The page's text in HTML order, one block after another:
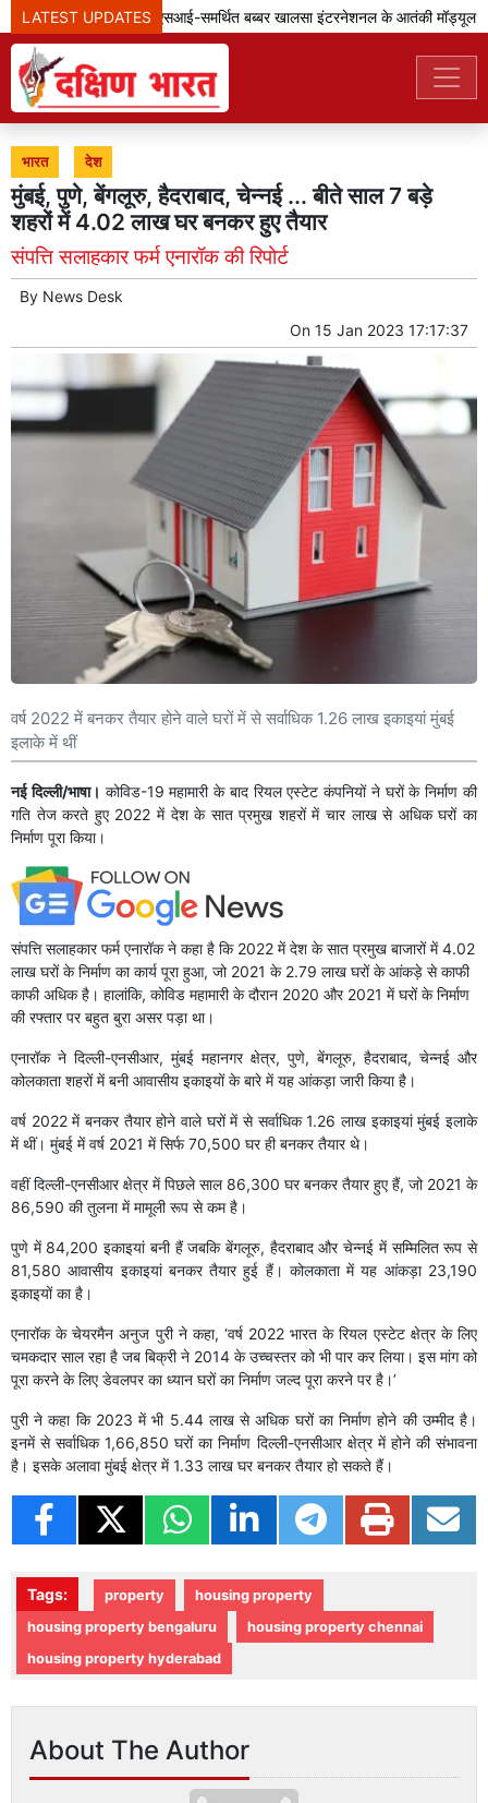
LATEST UPDATES
पंजाब पुलिस ने आईएसआई-समर्थित बब्बर खालसा इंटरनेशनल के आतंकी मॉड्यूल का
भारत देश
मुंबई, पुणे, बेंगलूरु, हैदराबाद, चेन्नई ... बीते साल 7 बड़े
शहरों में 4.02 लाख घर बनकर हुए तैयार
संपत्ति सलाहकार फर्म एनारॉक की रिपोर्ट
By News Desk
On 15 Jan 2023 17:17:37
वर्ष 2022 में बनकर तैयार होने वाले घरों में से सर्वाधिक 1.26 लाख इकाइयां मुंबई
इलाके में थीं
नई दिल्ली/भाषा। कोविड-19 महामारी के बाद रियल एस्टेट कंपनियों ने घरों के निर्माण की
गति तेज करते हुए 2022 में देश के सात प्रमुख शहरों में चार लाख से अधिक घरों का
निर्माण पूरा किया।
संपत्ति सलाहकार फर्म एनारॉक ने कहा है कि 2022 में देश के सात प्रमुख बाजारों में 4.02
लाख घरों के निर्माण का कार्य पूरा हुआ, जो 2021 के 2.79 लाख घरों के आंकड़े से काफी
काफी अधिक है। हालांकि, कोविड महामारी के दौरान 2020 और 2021 में घरों के निर्माण
की रफ्तार पर बहुत बुरा असर पड़ा था।
एनारॉक ने दिल्ली-एनसीआर, मुंबई महानगर क्षेत्र, पुणे, बेंगलूरु, हैदराबाद, चेन्नई और
कोलकाता शहरों में बनी आवासीय इकाइयों के बारे में यह आंकड़ा जारी किया है।
वर्ष 2022 में बनकर तैयार होने वाले घरों में से सर्वाधिक 1.26 लाख इकाइयां मुंबई इलाके
में थीं। मुंबई में वर्ष 2021 में सिर्फ 70,500 घर ही बनकर तैयार थे।
वहीं दिल्ली-एनसीआर क्षेत्र में पिछले साल 86,300 घर बनकर तैयार हुए हैं, जो 2021 के
86,590 की तुलना में मामूली रूप से कम है।
पुणे में 84,200 इकाइयां बनी हैं जबकि बेंगलूरु, हैदराबाद और चेन्नई में सम्मिलित रूप से
81,580 आवासीय इकाइयां बनकर तैयार हुई हैं। कोलकाता में यह आंकड़ा 23,190
इकाइयों का है।
एनारॉक के चेयरमैन अनुज पुरी ने कहा, ‘वर्ष 2022 भारत के रियल एस्टेट क्षेत्र के लिए
चमकदार साल रहा है जब बिक्री ने 2014 के उच्चस्तर को भी पार कर लिया। इस मांग को
पूरा करने के लिए डेवलपर का ध्यान घरों का निर्माण जल्द पूरा करने पर है।’
पुरी ने कहा कि 2023 में भी 5.44 लाख से अधिक घरों का निर्माण होने की उम्मीद है।
इनमें से सर्वाधिक 1,66,850 घरों का निर्माण दिल्ली-एनसीआर क्षेत्र में होने की संभावना
है। इसके अलावा मुंबई क्षेत्र में 1.33 लाख घर बनकर तैयार हो सकते हैं।
Tags: property
housing property
housing property bengaluru
housing property chennai
housing property hyderabad
About The Author